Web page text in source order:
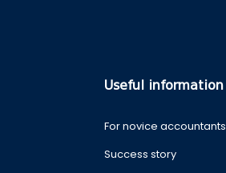
Useful information
For novice accountants
Success story